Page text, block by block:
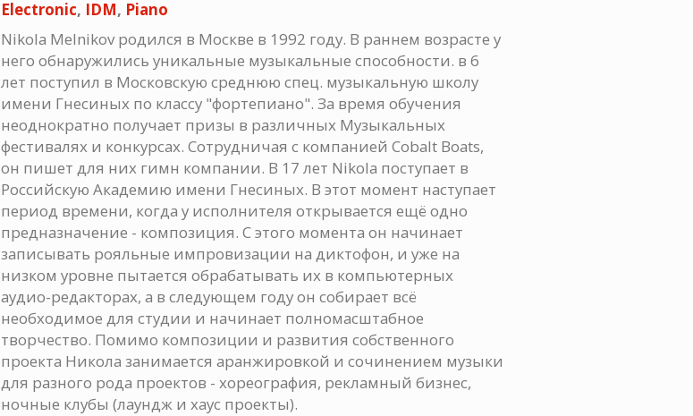
Electronic, IDM, Piano
Nikola Melnikov родился в Москве в 1992 году. В раннем возрасте у
него обнаружились уникальные музыкальные способности. в 6
лет поступил в Московскую среднюю спец. музыкальную школу
имени Гнесиных по классу "фортепиано". За время обучения
неоднократно получает призы в различных Музыкальных
фестивалях и конкурсах. Сотрудничая с компанией Cobalt Boats,
он пишет для них гимн компании. В 17 лет Nikola поступает в
Российскую Академию имени Гнесиных. В этот момент наступает
период времени, когда у исполнителя открывается ещё одно
предназначение - композиция. С этого момента он начинает
записывать рояльные импровизации на диктофон, и уже на
низком уровне пытается обрабатывать их в компьютерных
аудио-редакторах, а в следующем году он собирает всё
необходимое для студии и начинает полномасштабное
творчество. Помимо композиции и развития собственного
проекта Никола занимается аранжировкой и сочинением музыки
для разного рода проектов - хореография, рекламный бизнес,
ночные клубы (лаундж и хаус проекты).